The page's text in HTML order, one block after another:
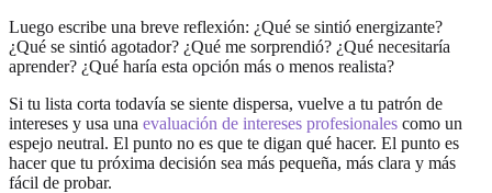
Luego escribe una breve reflexión: ¿Qué se sintió energizante?
¿Qué se sintió agotador? ¿Qué me sorprendió? ¿Qué necesitaría
aprender? ¿Qué haría esta opción más o menos realista?
Si tu lista corta todavía se siente dispersa, vuelve a tu patrón de
intereses y usa una evaluación de intereses profesionales como un
espejo neutral. El punto no es que te digan qué hacer. El punto es
hacer que tu próxima decisión sea más pequeña, más clara y más
fácil de probar.